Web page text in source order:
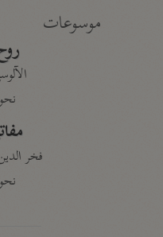
موسوعات
الآلوسي
نحو ٢٨
فخر الدين
نحو ٢٤